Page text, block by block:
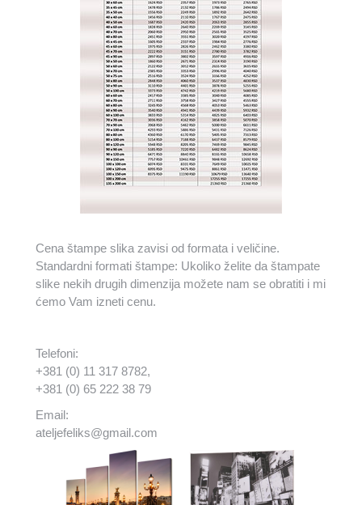
Cena štampe slika zavisi od formata i veličine.
Standardni formati štampe: Ukoliko želite da štampate
slike nekih drugih dimenzija možete nam se obratiti i mi
ćemo Vam izneti cenu.
Telefoni:
+381 (0) 11 317 8782,
+381 (0) 65 222 38 79
Email:
ateljefeliks@gmail.com